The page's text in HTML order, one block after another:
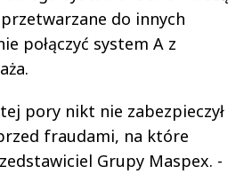
do innych
połączyć system A z
pory nikt nie zabezpieczył
fraudami, na które
Grupy Maspex. -